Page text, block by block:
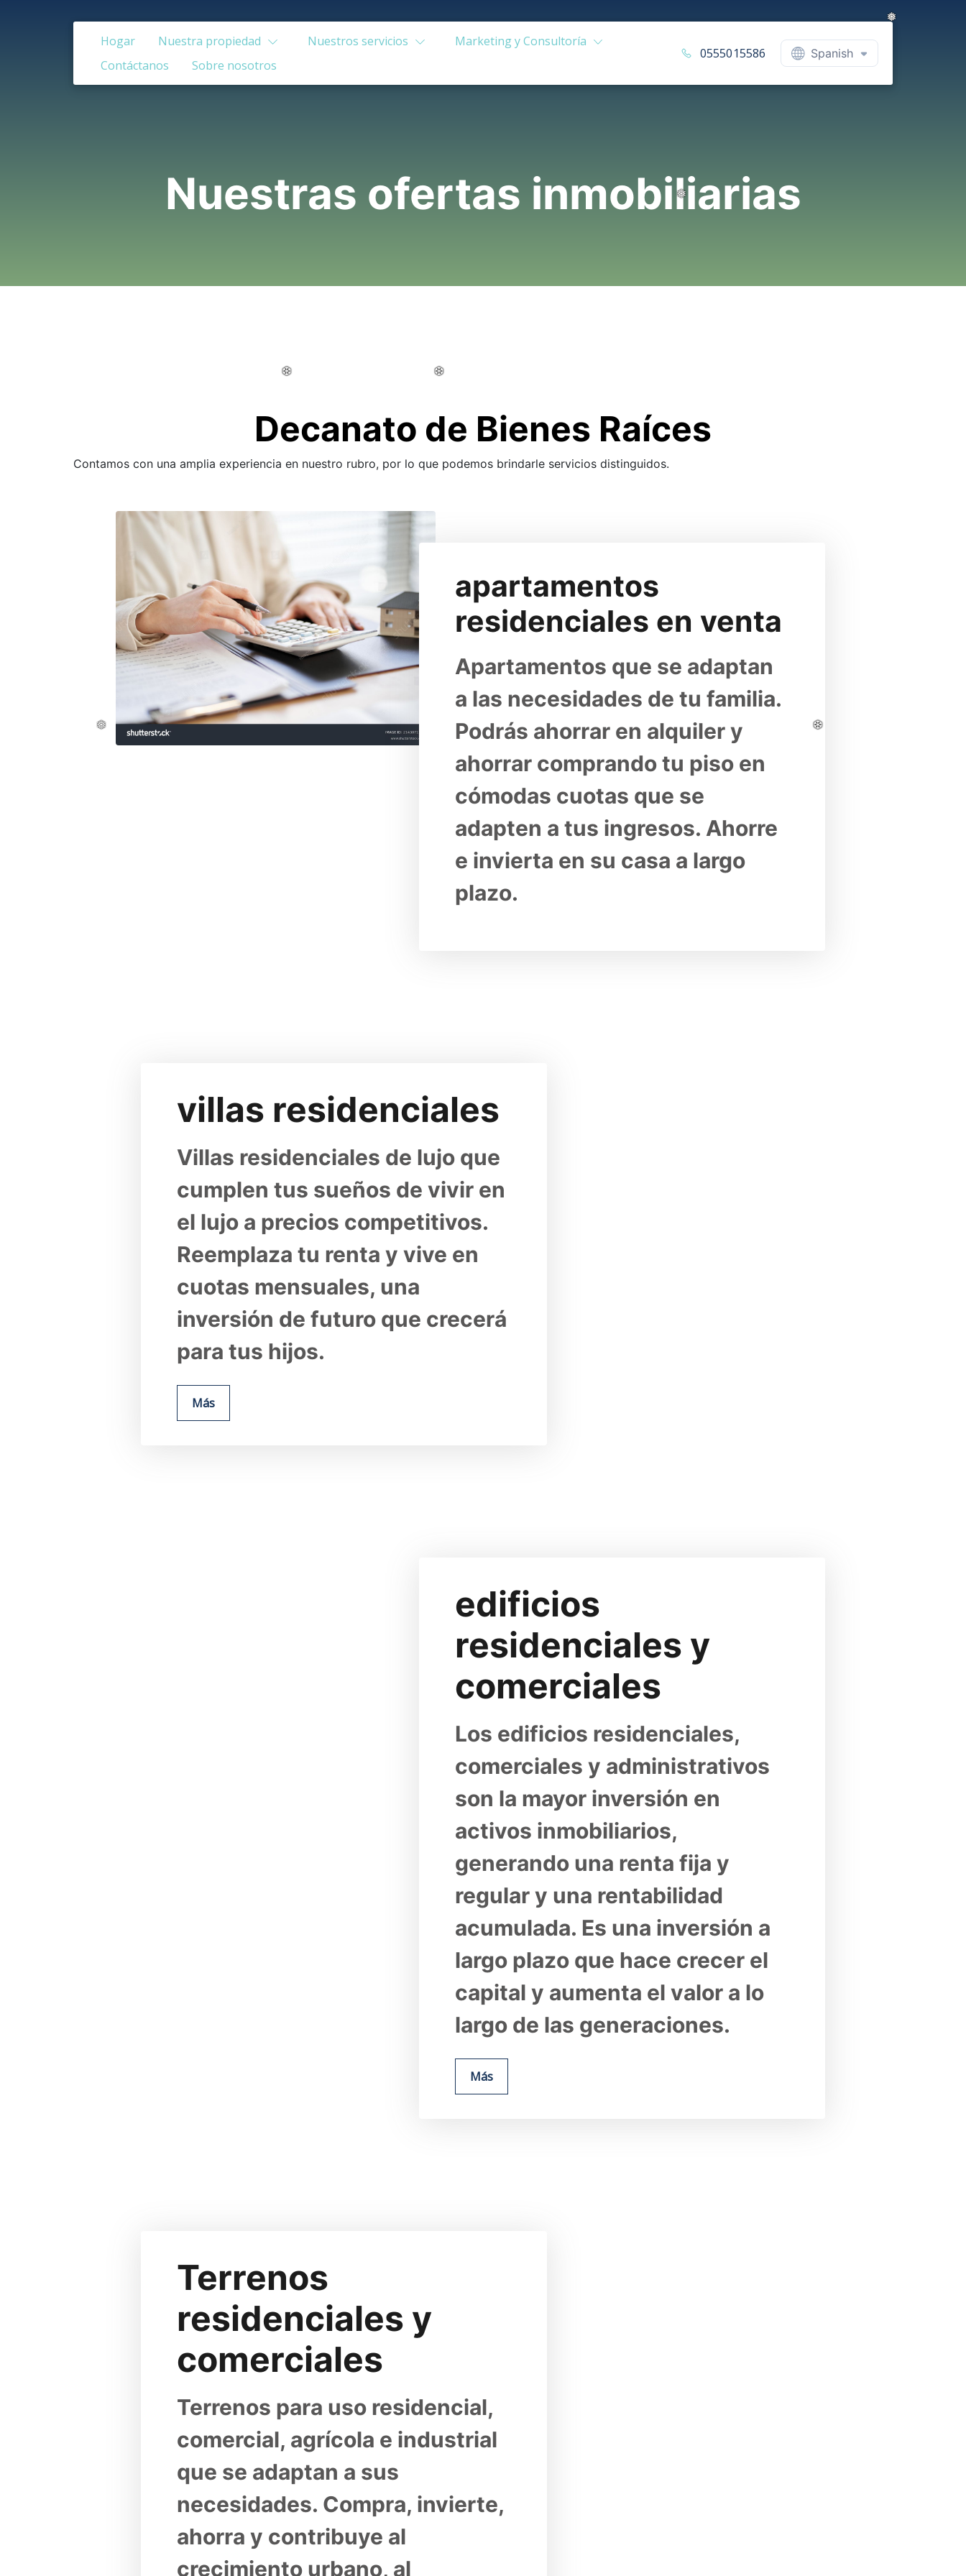
Hogar Nuestra propiedad Nuestros servicios
Marketing y Consultoría
Contáctanos
Sobre nosotros
0555015586 Spanish
Nuestras ofertas inmobiliarias
Decanato de Bienes Raíces
Contamos con una amplia experiencia en nuestro rubro, por lo que podemos brindarle servicios distinguidos.
apartamentos
residenciales en venta
Apartamentos que se adaptan
a las necesidades de tu familia.
Podrás ahorrar en alquiler y
ahorrar comprando tu piso en
cómodas cuotas que se
adapten a tus ingresos. Ahorre
e invierta en su casa a largo
plazo.
villas residenciales
Villas residenciales de lujo que
cumplen tus sueños de vivir en
el lujo a precios competitivos.
Reemplaza tu renta y vive en
cuotas mensuales, una
inversión de futuro que crecerá
para tus hijos.
Más
edificios
residenciales y
comerciales
Los edificios residenciales,
comerciales y administrativos
son la mayor inversión en
activos inmobiliarios,
generando una renta fija y
regular y una rentabilidad
acumulada. Es una inversión a
largo plazo que hace crecer el
capital y aumenta el valor a lo
largo de las generaciones.
Más
Terrenos
residenciales y
comerciales
Terrenos para uso residencial,
comercial, agrícola e industrial
que se adaptan a sus
necesidades. Compra, invierte,
ahorra y contribuye al
crecimiento urbano, al
❆
❆ ❆
❆ ❆
❆